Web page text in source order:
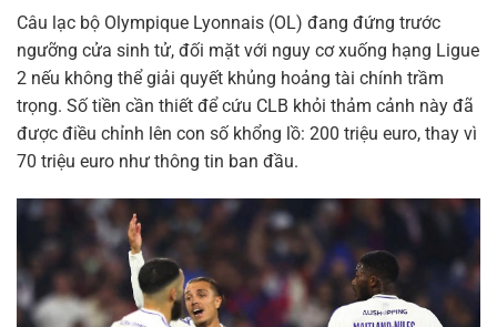
Câu lạc bộ Olympique Lyonnais (OL) đang đứng trước
ngưỡng cửa sinh tử, đối mặt với nguy cơ xuống hạng Ligue
2 nếu không thể giải quyết khủng hoảng tài chính trầm
trọng. Số tiền cần thiết để cứu CLB khỏi thảm cảnh này đã
được điều chỉnh lên con số khổng lồ: 200 triệu euro, thay vì
70 triệu euro như thông tin ban đầu.